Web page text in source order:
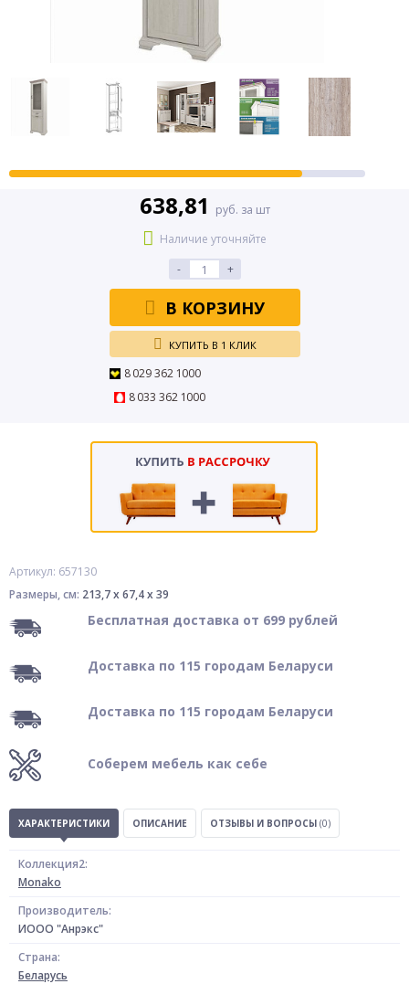
638,81
руб. за шт
Наличие уточняйте
-
+
В КОРЗИНУ
КУПИТЬ В 1 КЛИК
8 029 362 1000
8 033 362 1000
Артикул: 657130
Размеры, см: 213,7 x 67,4 x 39
Бесплатная доставка от 699 рублей
Доставка по 115 городам Беларуси
Доставка по 115 городам Беларуси
Соберем мебель как себе
ХАРАКТЕРИСТИКИ ОПИСАНИЕ ОТЗЫВЫ И ВОПРОСЫ (0)
Коллекция2:
Monako
Производитель:
ИООО "Анрэкс"
Страна:
Беларусь